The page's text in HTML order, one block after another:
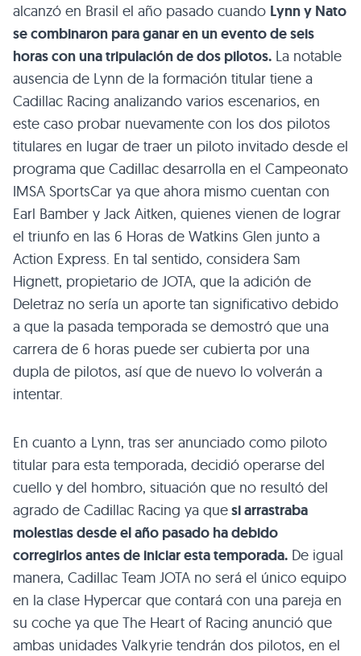
alcanzó en Brasil el año pasado cuando Lynn y Nato
se combinaron para ganar en un evento de seis
horas con una tripulación de dos pilotos. La notable
ausencia de Lynn de la formación titular tiene a
Cadillac Racing analizando varios escenarios, en
este caso probar nuevamente con los dos pilotos
titulares en lugar de traer un piloto invitado desde el
programa que Cadillac desarrolla en el Campeonato
IMSA SportsCar ya que ahora mismo cuentan con
Earl Bamber y Jack Aitken, quienes vienen de lograr
el triunfo en las 6 Horas de Watkins Glen junto a
Action Express. En tal sentido, considera Sam
Hignett, propietario de JOTA, que la adición de
Deletraz no sería un aporte tan significativo debido
a que la pasada temporada se demostró que una
carrera de 6 horas puede ser cubierta por una
dupla de pilotos, así que de nuevo lo volverán a
intentar.
En cuanto a Lynn, tras ser anunciado como piloto
titular para esta temporada, decidió operarse del
cuello y del hombro, situación que no resultó del
agrado de Cadillac Racing ya quesi arrastraba
molestias desde el año pasado ha debido
corregirlos antes de iniciar esta temporada. De igual
manera, Cadillac Team JOTA no será el único equipo
en la clase Hypercar que contará con una pareja en
su coche ya que The Heart of Racing anunció que
ambas unidades Valkyrie tendrán dos pilotos, en el